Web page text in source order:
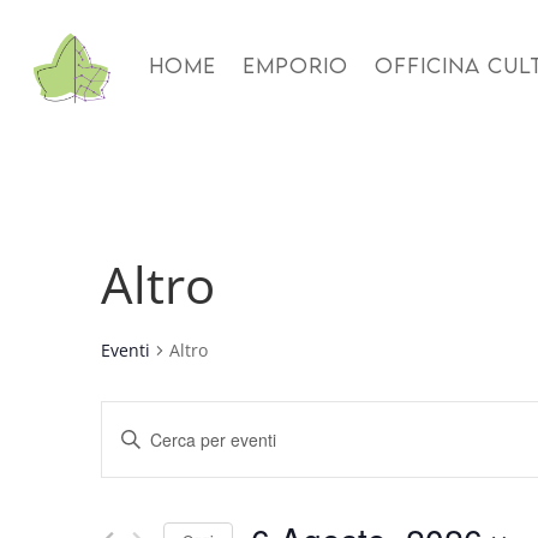
HOME EMPORIO OFFICINA
Altro
Eventi Altro
Eventi
Ricerca
e
Inserisci
Parola
Chiave.